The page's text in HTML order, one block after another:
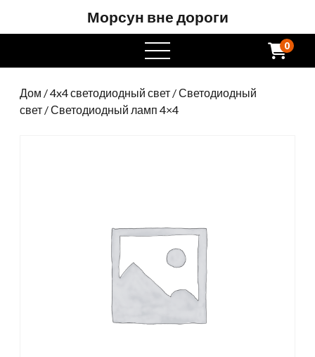
Морсун вне дороги
Открытое
меню
0
Дом /4x4 светодиодный свет /Светодиодный
свет / Светодиодный ламп 4×4